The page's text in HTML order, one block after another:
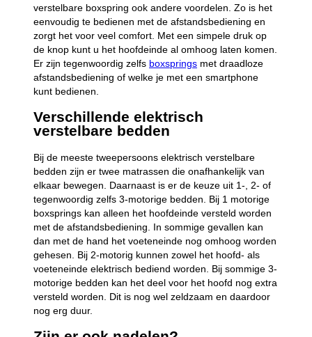
verstelbare boxspring ook andere voordelen. Zo is het
eenvoudig te bedienen met de afstandsbediening en
zorgt het voor veel comfort. Met een simpele druk op
de knop kunt u het hoofdeinde al omhoog laten komen.
Er zijn tegenwoordig zelfs boxsprings met draadloze
afstandsbediening of welke je met een smartphone
kunt bedienen.
Verschillende elektrisch
verstelbare bedden
Bij de meeste tweepersoons elektrisch verstelbare
bedden zijn er twee matrassen die onafhankelijk van
elkaar bewegen. Daarnaast is er de keuze uit 1-, 2- of
tegenwoordig zelfs 3-motorige bedden. Bij 1 motorige
boxsprings kan alleen het hoofdeinde versteld worden
met de afstandsbediening. In sommige gevallen kan
dan met de hand het voeteneinde nog omhoog worden
gehesen. Bij 2-motorig kunnen zowel het hoofd- als
voeteneinde elektrisch bediend worden. Bij sommige 3-
motorige bedden kan het deel voor het hoofd nog extra
versteld worden. Dit is nog wel zeldzaam en daardoor
nog erg duur.